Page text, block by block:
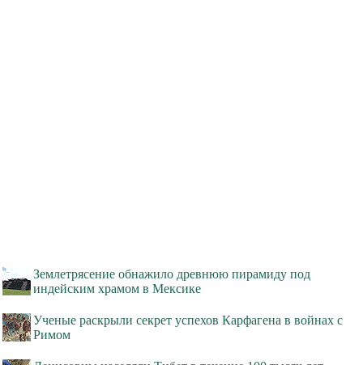
Землетрясение обнажило древнюю пирамиду под
индейским храмом в Мексике
Ученые раскрыли секрет успехов Карфагена в войнах с
Римом